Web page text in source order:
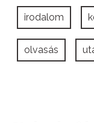
irodalom
olvasás